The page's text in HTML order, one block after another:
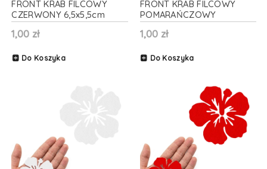
FRONT KRAB FILCOWY
CZERWONY 6,5x5,5cm
1,00 zł
Do Koszyka
FRONT KRAB FILCOWY
POMARAŃCZOWY
6,5x5,5cm
1,00 zł
Do Koszyka